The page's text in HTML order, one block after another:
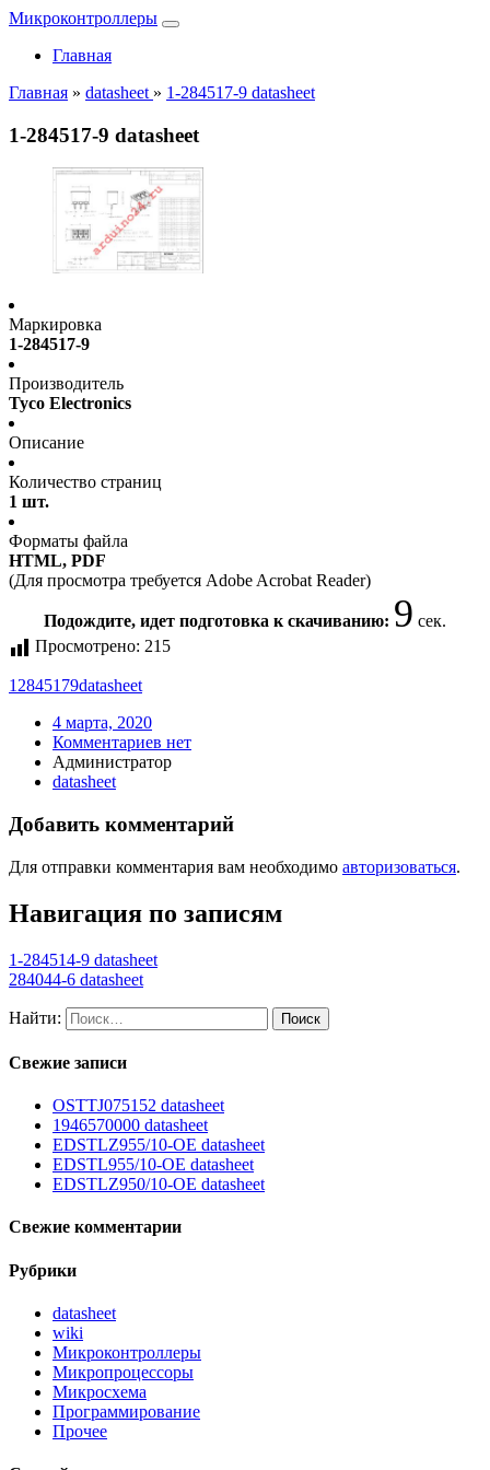
Микроконтроллеры
Главная
Главная » datasheet » 1-284517-9 datasheet
1-284517-9 datasheet
Маркировка
1-284517-9
Производитель
Tyco Electronics
Описание
Количество страниц
1 шт.
Форматы файла
HTML, PDF
(Для просмотра требуется Adobe Acrobat Reader)
Подождите, идет подготовка к скачиванию: 9 сек.
Просмотрено: 215
12845179datasheet
4 марта, 2020
Комментариев нет
Администратор
datasheet
Добавить комментарий
Для отправки комментария вам необходимо авторизоваться.
Навигация по записям
1-284514-9 datasheet
284044-6 datasheet
Найти:
Свежие записи
OSTTJ075152 datasheet
1946570000 datasheet
EDSTLZ955/10-OE datasheet
EDSTL955/10-OE datasheet
EDSTLZ950/10-OE datasheet
Свежие комментарии
Рубрики
datasheet
wiki
Микроконтроллеры
Микропроцессоры
Микросхема
Программирование
Прочее